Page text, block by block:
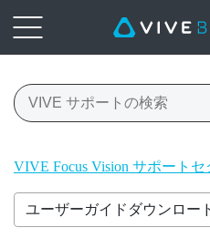
VIVE Focus Vision サポートセ
ユーザーガイドダウンロー